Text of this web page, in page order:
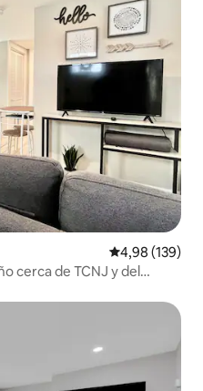
Calificación
4,98 (139)
cerca de TCNJ y del